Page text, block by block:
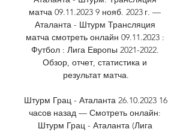
матча 09.11.2023 9 нояб. 2023 г. —
Аталанта - Штурм Трансляция
матча смотреть онлайн 09.11.2023 :
Футбол : Лига Европы 2021-2022.
Обзор, отчет, статистика и
результат матча.
Штурм Грац - Аталанта 26.10.2023 16
часов назад — Смотреть онлайн:
Штурм Грац - Аталанта (Лига